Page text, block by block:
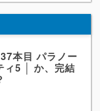
本目 パラノー
ィ5 │ か、完結